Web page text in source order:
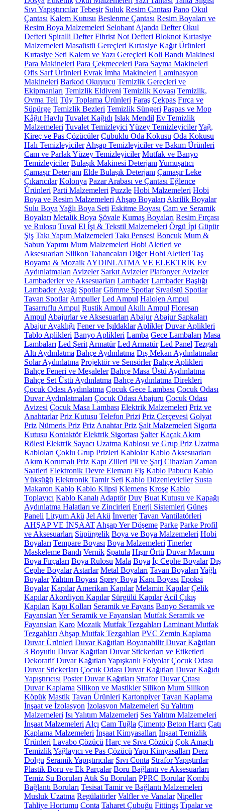
Sıvı Yapıştırıcılar Tebeşir Suluk Resim Çantası Pano Okul
Çantası Kalem Kutusu Beslenme Çantası Resim Boyaları ve
Resim Boya Malzemeleri Selobant Ajanda Defter Okul
Defteri Spiralli Defter Fihrist Not Defteri Bloknot Kırtasiye
Malzemeleri Masaüstü Gereçleri Kırtasiye Kağıt Ürünleri
Kırtasiye Seti Kalem ve Yazı Gereçleri Koli Bandı Makinesi
Para Makineleri Para Çekmeceleri Para Sayma Makineleri
Ofis Sarf Ürünleri Evrak İmha Makineleri Laminasyon
Makineleri Barkod Okuyucu Temizlik Gereçleri ve
Ekipmanları Temizlik Eldiveni Temizlik Kovası Temizlik,
Ovma Teli Tüy Toplama Ürünleri Faraş Çekpas Fırça ve
Süpürge Temizlik Bezleri Temizlik Süngeri Paspas ve Mop
Kâğıt Havlu Tuvalet Kağıdı Islak Mendil Ev Temizlik
Malzemeleri Tuvalet Temizleyici Yüzey TemizleyicilerYağ,
Kireç ve Pas Çözücüler Çubuklu Oda Kokusu Oda Kokusu
Halı Temizleyiciler Ahşap Temizleyiciler ve Bakım Ürünleri
Cam ve Parlak Yüzey Temizleyiciler Mutfak ve Banyo
Temizleyiciler Bulaşık Makinesi Deterjanı Yumuşatıcı
Çamaşır Deterjanı Elde Bulaşık Deterjanı Çamaşır Leke
Çıkarıcılar Kolonya Pazar Arabası ve Çantası Eğlence
Ürünleri Parti Malzemeleri Puzzle Hobi Malzemeleri Hobi
Boya ve Resim Malzemeleri Ahşap Boyaları Akrilik Boyalar
Sulu Boya Yağlı Boya Seti Eskitme Boyası Cam ve Seramik
Boyaları Metalik Boya Şövale Kumaş Boyaları Resim Fırçası
ve Rulosu Tuval El İşi & Tekstil Malzemeleri Örgü İpi Güpür
Şiş Takı Yapım Malzemeleri Takı Pensesi Boncuk Mum &
Sabun Yapımı Mum Malzemeleri Hobi Aletleri ve
Aksesuarları Silikon Tabancaları Diğer Hobi Aletleri Taş
Boyama & Mozaik AYDINLATMA VE ELEKTRİK Ev
Aydınlatmaları Avizeler Sarkıt Avizeler Plafonyer Avizeler
Lambaderler ve Aksesuarları Lambader Lambader Başlığı
Lambader Ayağı Spotlar Gömme Spotlar Sıvaüstü Spotlar
Tavan Spotlar Ampuller Led Ampul Halojen Ampul
Tasarruflu Ampul Rustik Ampul Akıllı Ampul Floresan
Ampul Abajurlar ve Aksesuarları Abajur Abajur Şapkaları
Abajur Ayaklığı Fener ve Işıldaklar Aplikler Duvar Aplikleri
Tablo Aplikleri Banyo Aplikleri Lamba Gece Lambaları Masa
Lambaları Led Şerit Armatür Led Armatür Led Panel Tezgah
Altı Aydınlatma Bahçe Aydınlatma Dış Mekan Aydınlatmalar
Solar Aydınlatma Projektör ve Sensörler Bahçe Aplikleri
Bahçe Feneri ve Meşaleler Bahçe Masa Üstü Aydınlatma
Bahçe Set Üstü Aydınlatma Bahçe Aydınlatma Direkleri
Çocuk Odası Aydınlatma Çocuk Gece Lambası Çocuk Odası
Duvar Aydınlatmaları Çocuk Odası Abajuru Çocuk Odası
Avizesi Çocuk Masa Lambası Elektrik Malzemeleri Priz ve
Anahtarlar Priz Kutusu Telefon Prizi Priz Çerçevesi Golyat
Priz Nümeris Priz Priz Anahtar Priz Şalt Malzemeleri Sigorta
Kutusu Kontaktör Elektrik Sigortası Şalter Kaçak Akım
Rölesi Elektrik Sayacı Uzatma Kablosu ve Grup Priz Uzatma
Kabloları Çoklu Grup Prizleri Kablolar Kablo Aksesuarları
Akım Korumalı Priz Kapı Zilleri Pil ve Şarj Cihazları Zaman
Saatleri Elektronik Devre Elemanı Fiş Kablo Pabucu Kablo
Yüksüğü Elektronik Tamir Seti Kablo Düzenleyiciler Susta
Makaron Kablo Kablo Klipsi Klemens Kroşe Kablo
Toplayıcı Kablo Kanalı Adaptör Duy Buat Kutusu ve Kapağı
Aydınlatma Halatları ve Zincirleri Enerji Sistemleri Güneş
Paneli Lityum Akü Jel Akü İnverter Tavan Vantilatörleri
AHŞAP VE İNŞAAT Ahşap Yer Döşeme Parke Parke Profil
ve Aksesuarları Süpürgelik Boya ve Boya Malzemeleri Hobi
Boyaları Tempare Boyası Boya Malzemeleri Tinerler
Maskeleme Bandı Vernik Spatula Hışır Örtü Duvar Macunu
Boya Fırçaları Boya Rulosu Mala Boya İç Cephe Boyalar Dış
Cephe Boyalar Astarlar Metal Boyaları Tavan Boyaları Yağlı
BoyalarYalıtım Boyası Sprey Boya Kapı Boyası Epoksi
Boyalar Kapılar Amerikan Kapılar Melamin Kapılar Çelik
Kapılar Akordiyon Kapılar Sürgülü Kapılar Acil Çıkış
Kapıları Kapı Kolları Seramik ve Fayans Banyo Seramik ve
Fayansları Yer Seramik ve Fayansları Mutfak Seramik ve
Fayansları Karo Mozaik Mutfak Tezgahları Laminant Mutfak
Tezgahları Ahşap Mutfak Tezgahları PVC Zemin Kaplama
Duvar Ürünleri Duvar Kağıtları Boyanabilir Duvar Kağıtları
3 Boyutlu Duvar Kağıtları Duvar Stickerları ve Etiketleri
Dekoratif Duvar Kağıtları Yapışkanlı Folyolar Çocuk Odası
Duvar Stickerları Çocuk Odası Duvar Kağıtları Duvar Kağıdı
Yapıştırıcısı Poster Duvar Kağıtları Strafor Duvar Çıtası
Duvar Kaplama Silikon ve Mastikler Silikon Mum Silikon
Köpük Mastik Tavan Ürünleri Kartonpiyer Tavan Kaplama
İnşaat ve İzolasyon İzolasyon Malzemeleri Su Yalıtım
Malzemeleri Isı Yalıtım Malzemeleri Ses Yalıtım Malzemeleri
İnşaat Malzemeleri Alçı Cam Tuğla Çimento Beton Harcı Çatı
Kaplama Malzemeleri İnşaat Kimyasalları İnşaat Temizlik
Ürünleri Lavabo Çözücü Harç ve Sıva Çözücü Çok Amaçlı
TemizlikYağlayıcı ve Pas Çözücü Yapı Kimyasalları Derz
Dolgu Seramik Yapıştırıcılar Sıvı Conta Strafor Yapıştırılar
Plastik Boru ve Ek Parçalar Boru Bağlantı ve Aksesuarları
Temiz Su Boruları Atık Su Boruları PPRC Borular Kombi
Bağlantı Boruları Tesisat Tamir ve Bağlantı Malzemeleri
Musluk Uzatma Regülatörler Valfler ve Vanalar Nipeller
Tahliye Hortumu Conta Taharet Çubuğu Fittings Tıpalar ve